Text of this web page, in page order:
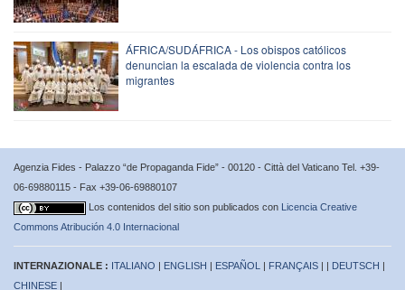
ÁFRICA/SUDÁFRICA - Los obispos católicos
denuncian la escalada de violencia contra los
migrantes
Agenzia Fides - Palazzo “de Propaganda Fide” - 00120 - Città del Vaticano Tel. +39-
06-69880115 - Fax +39-06-69880107
Los contenidos del sitio son publicados con Licencia Creative
Commons Atribución 4.0 Internacional
INTERNAZIONALE : ITALIANO | ENGLISH | ESPAÑOL | FRANÇAIS | | DEUTSCH |
CHINESE |